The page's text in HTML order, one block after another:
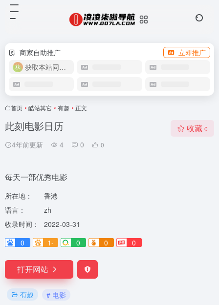
商家自助推广
立即推广
获取本站同款主题
首页 • 酷站其它 • 有趣 • 正文
此刻电影日历
4年前更新 4 0 0
收藏 0
每天一部优秀电影
所在地：
香港
语言：
zh
收录时间：
2022-03-31
0
1- 0 0 0
打开网站
有趣 # 电影